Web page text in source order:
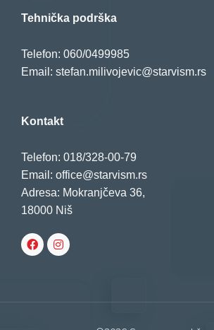
Tehnička podrška
Telefon: 060/0499985
Email: stefan.milivojevic@starvism.rs
Kontakt
Telefon: 018/328-00-79
Email: office@starvism.rs
Adresa: Mokranjčeva 36,
18000 Niš